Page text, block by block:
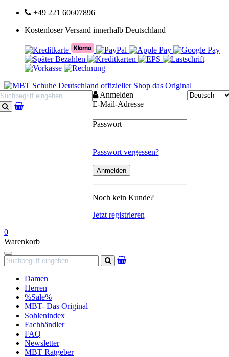
+49 221 60607896
Kostenloser Versand innerhalb Deutschland
Suchen
Anmelden
E-Mail-Adresse
Passwort
Passwort vergessen?
Noch kein Kunde?
Jetzt registrieren
0
Warenkorb
Navigation
Suchen
Damen
Herren
%Sale%
MBT- Das Original
Sohlenindex
Fachhändler
FAQ
Newsletter
MBT Ratgeber